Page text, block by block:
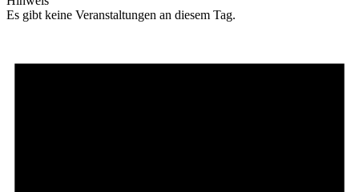
Es gibt keine Veranstaltungen an diesem Tag.